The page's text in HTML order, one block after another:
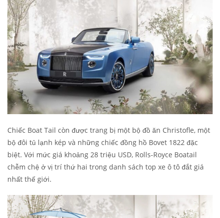
Chiếc Boat Tail còn được trang bị một bộ đồ ăn Christofle, một
bộ đôi tủ lạnh kép và những chiếc đồng hồ Bovet 1822 đặc
biệt. Với mức giá khoảng 28 triệu USD, Rolls-Royce Boatail
chễm chệ ở vị trí thứ hai trong danh sách top xe ô tô đắt giá
nhất thế giới.